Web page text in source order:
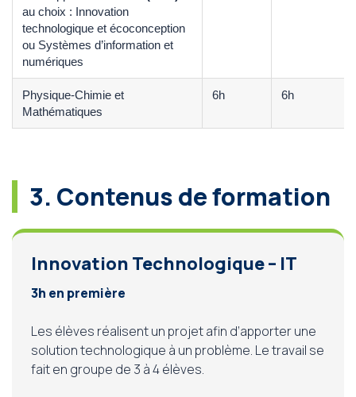
au choix : Innovation
technologique et écoconception
ou Systèmes d’information et
numériques
Physique-Chimie et
Mathématiques
6h 6h
3. Contenus de formation
Innovation Technologique – IT
3h en première
Les élèves réalisent un projet afin d’apporter une
solution technologique à un problème. Le travail se
fait en groupe de 3 à 4 élèves.